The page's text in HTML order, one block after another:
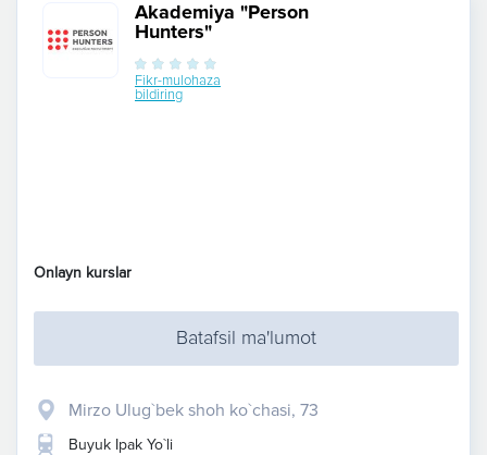
Akademiya "Person
Hunters"
Fikr-mulohaza
bildiring
Onlayn kurslar
Batafsil ma'lumot
Mirzo Ulug`bek shoh ko`chasi, 73
Buyuk Ipak Yo`li